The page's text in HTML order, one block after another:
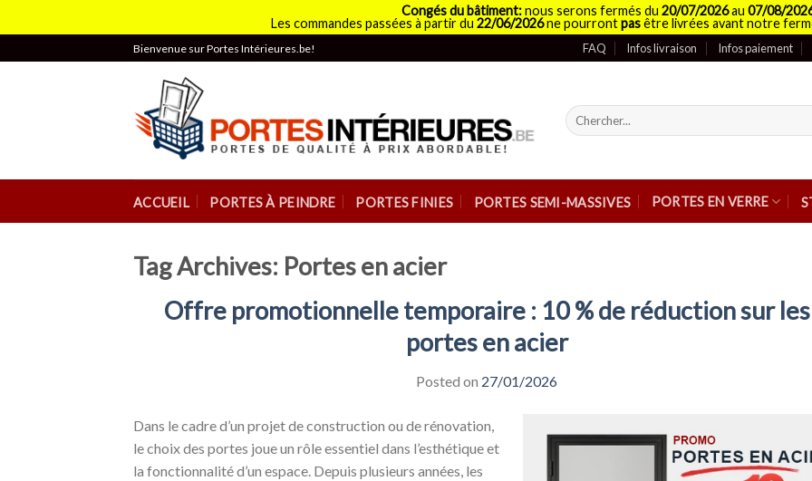
Congés du bâtiment:nous serons fermés du 20/07/2026au 07/08/
Les commandes passées à partir du 22/06/2026ne pourrontpasêtre livrées avant notre
to
Bienvenue sur Portes Intérieures.be! FAQ Infos livraison Infos paiement
Recherche
pour :
ACCUEIL PORTES À PEINDRE PORTES FINIES PORTES SEMI-MASSIVES PORTES EN VERRE
Tag Archives: Portes en acier
Offre promotionnelle temporaire : 10 % de réduction sur les
portes en acier
Posted on 27/01/2026
Dans le cadre d’un projet de construction ou de rénovation,
le choix des portes joue un rôle essentiel dans l’esthétique et
la fonctionnalité d’un espace. Depuis plusieurs années, les